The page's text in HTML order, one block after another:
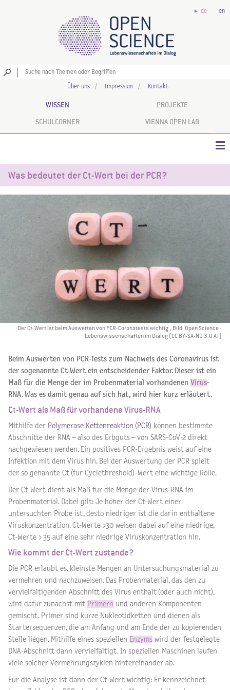
de en
Über uns Impressum Kontakt
WISSEN PROJEKTE
SCHULCORNER VIENNA OPEN LAB
Was bedeutet der Ct-Wert bei der PCR?
Der Ct-Wert ist beim Auswerten von PCR-Coronatests wichtig., Bild: Open Science -
Lebenswissenschaften im Dialog (CC BY-SA-ND 3.0 AT)
Beim Auswerten von PCR-Tests zum Nachweis des Coronavirus ist
der sogenannte Ct-Wert ein entscheidender Faktor. Dieser ist ein
Maß für die Menge der im Probenmaterial vorhandenen Virus-
RNA. Was es damit genau auf sich hat, wird hier kurz erläutert.
Ct-Wert als Maß für vorhandene Virus-RNA
Mithilfe der Polymerase Kettenreaktion (PCR) können bestimmte
Abschnitte der RNA – also des Erbguts – von SARS-CoV-2 direkt
nachgewiesen werden. Ein positives PCR-Ergebnis weist auf eine
Infektion mit dem Virus hin. Bei der Auswertung der PCR spielt
der so genannte Ct (für Cyclethreshold)-Wert eine wichtige Rolle.
Der Ct-Wert dient als Maß für die Menge der Virus-RNA im
Probenmaterial. Dabei gilt: Je höher der Ct-Wert einer
untersuchten Probe ist, desto niedriger ist die darin enthaltene
Viruskonzentration. Ct-Werte >30 weisen dabei auf eine niedrige,
Ct-Werte > 35 auf eine sehr niedrige Viruskonzentration hin.
Wie kommt der Ct-Wert zustande?
Die PCR erlaubt es, kleinste Mengen an Untersuchungsmaterial zu
vermehren und nachzuweisen. Das Probenmaterial, das den zu
vervielfältigenden Abschnitt des Virus enthält (oder auch nicht),
wird dafür zunächst mit Primern und anderen Komponenten
gemischt. Primer sind kurze Nukleotidketten und dienen als
Startersequenzen, die am Anfang und am Ende der zu kopierenden
Stelle liegen. Mithilfe eines speziellen Enzyms wird der festgelegte
DNA-Abschnitt dann vervielfältigt. In speziellen Maschinen laufen
viele solcher Vermehrungszyklen hintereinander ab.
Für die Analyse ist dann der Ct-Wert wichtig: Er kennzeichnet